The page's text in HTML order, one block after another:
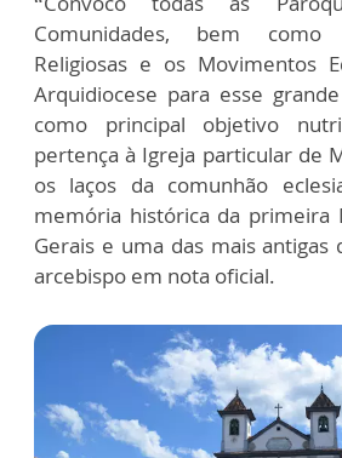
Comunidades, bem como
Religiosas e os Movimentos
Arquidiocese para esse
como principal objetivo
pertença à Igreja particular de
os laços da comunhão
memória histórica da primeira
Gerais e uma das mais antigas
arcebispo em nota oficial.